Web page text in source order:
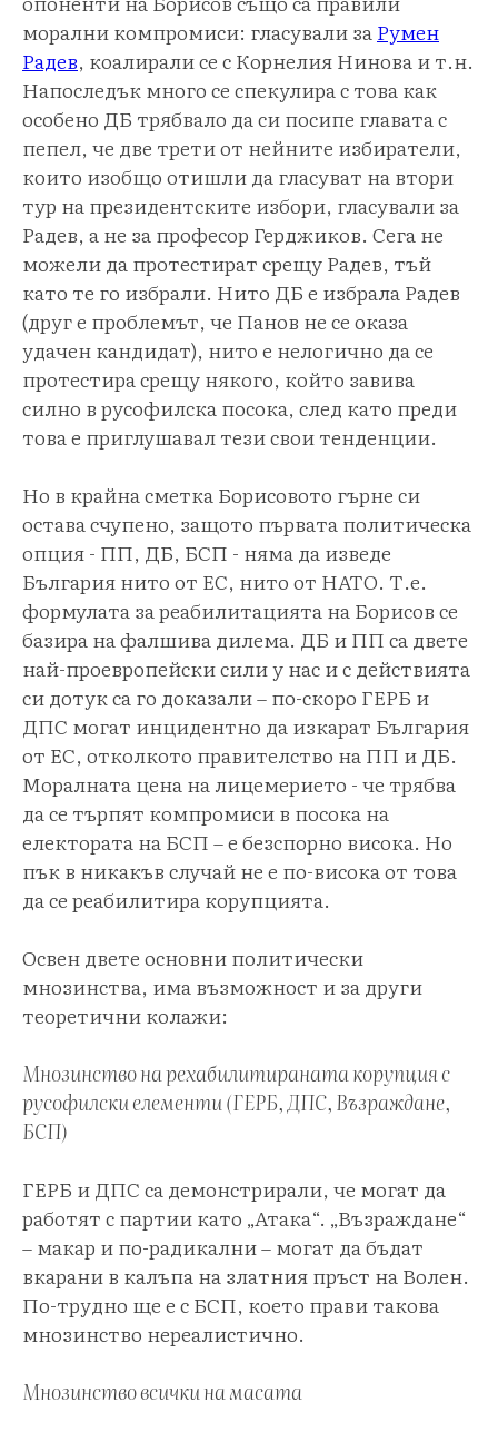
морални компромиси: гласували заРумен
Радев, коалирали се с Корнелия Нинова и т.н.
Напоследък много се спекулира с това как
особено ДБ трябвало да си посипе главата с
пепел, че две трети от нейните избиратели,
които изобщо отишли да гласуват на втори
тур на президентските избори, гласували за
Радев, а не за професор Герджиков. Сега не
можели да протестират срещу Радев, тъй
като те го избрали. Нито ДБ е избрала Радев
(друг е проблемът, че Панов не се оказа
удачен кандидат), нито е нелогично да се
протестира срещу някого, който завива
силно в русофилска посока, след като преди
това е приглушавал тези свои тенденции.
Но в крайна сметка Борисовото гърне си
остава счупено, защото първата политическа
опция - ПП, ДБ, БСП - няма да изведе
България нито от ЕС, нито от НАТО. Т.е.
формулата за реабилитацията на Борисов се
базира на фалшива дилема. ДБ и ПП са двете
най-проевропейски сили у нас и с действията
си дотук са го доказали – по-скоро ГЕРБ и
ДПС могат инцидентно да изкарат България
от ЕС, отколкото правителство на ПП и ДБ.
Моралната цена на лицемерието - че трябва
да се търпят компромиси в посока на
електората на БСП – е безспорно висока. Но
пък в никакъв случай не е по-висока от това
да се реабилитира корупцията.
Освен двете основни политически
мнозинства, има възможност и за други
теоретични колажи:
Мнозинство на рехабилитираната корупция с
русофилски елементи (ГЕРБ, ДПС, Възраждане,
БСП)
ГЕРБ и ДПС са демонстрирали, че могат да
работят с партии като „Атака“. „Възраждане“
– макар и по-радикални – могат да бъдат
вкарани в калъпа на златния пръст на Волен.
По-трудно ще е с БСП, което прави такова
мнозинство нереалистично.
Мнозинство всички на масата